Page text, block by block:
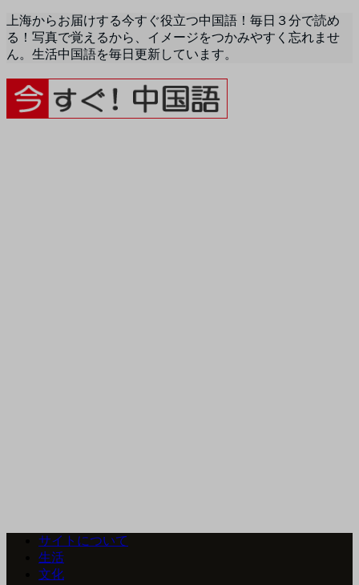
上海からお届けする今すぐ役立つ中国語！毎日３分で読め
る！写真で覚えるから、イメージをつかみやすく忘れませ
ん。生活中国語を毎日更新しています。
サイトについて
生活
文化